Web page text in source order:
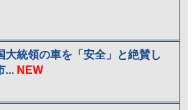
大統領の車を「安全」と絶賛し
... NEW